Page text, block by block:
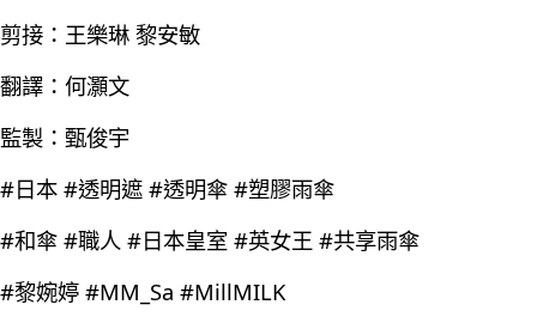
剪接：王樂琳 黎安敏
翻譯：何灝文
監製：甄俊宇
#日本 #透明遮 #透明傘 #塑膠雨傘
#和傘 #職人 #日本皇室 #英女王 #共享雨傘
#黎婉婷 #MM_Sa #MillMILK